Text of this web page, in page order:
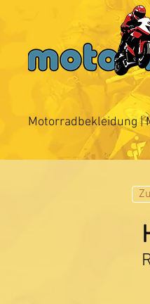
Motorradbekleidung |